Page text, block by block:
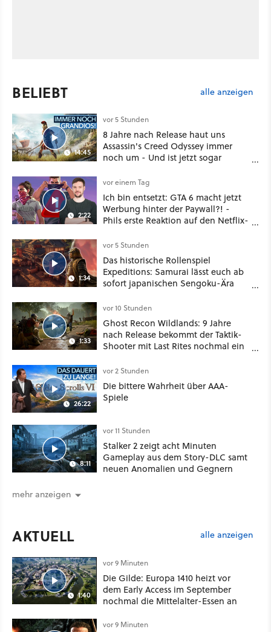
BELIEBT alle anzeigen
14:45
vor 5 Stunden
8 Jahre nach Release haut uns
Assassin's Creed Odyssey immer
noch um - Und ist jetzt sogar
2:22
vor einem Tag
Ich bin entsetzt: GTA 6 macht jetzt
Werbung hinter der Paywall?! -
Phils erste Reaktion auf den Netflix-
1:34
vor 5 Stunden
Das historische Rollenspiel
Expeditions: Samurai lässt euch ab
sofort japanischen Sengoku-Ära
oder Diplomatie
1:33
vor 10 Stunden
Ghost Recon Wildlands: 9 Jahre
nach Release bekommt der Taktik-
Shooter mit Last Rites nochmal ein
26:22
vor 2 Stunden
Die bittere Wahrheit über AAA-
Spiele
8:11
vor 11 Stunden
Stalker 2 zeigt acht Minuten
Gameplay aus dem Story-DLC samt
neuen Anomalien und Gegnern
mehr anzeigen
AKTUELL alle anzeigen
1:40
vor 9 Minuten
Die Gilde: Europa 1410 heizt vor
dem Early Access im September
nochmal die Mittelalter-Essen an
vor 9 Minuten